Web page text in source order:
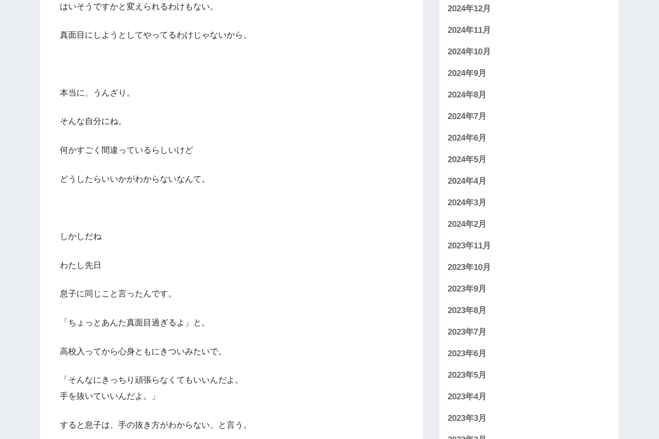
はいそうですかと変えられるわけもない。
真面目にしようとしてやってるわけじゃないから。
本当に、うんざり。
そんな自分にね。
何かすごく間違っているらしいけど
どうしたらいいかがわからないなんて。
しかしだね
わたし先日
息子に同じこと言ったんです。
「ちょっとあんた真面目過ぎるよ」と。
高校入ってから心身ともにきついみたいで。
「そんなにきっちり頑張らなくてもいいんだよ。
手を抜いていいんだよ。」
すると息子は、手の抜き方がわからない、と言う。
2024年12月
2024年11月
2024年10月
2024年9月
2024年8月
2024年7月
2024年6月
2024年5月
2024年4月
2024年3月
2024年2月
2023年11月
2023年10月
2023年9月
2023年8月
2023年7月
2023年6月
2023年5月
2023年4月
2023年3月